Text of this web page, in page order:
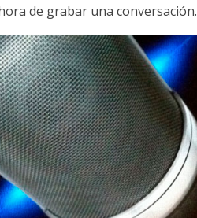
de grabar una conversación.